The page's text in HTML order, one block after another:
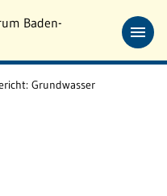
Baden-
Grundwasser